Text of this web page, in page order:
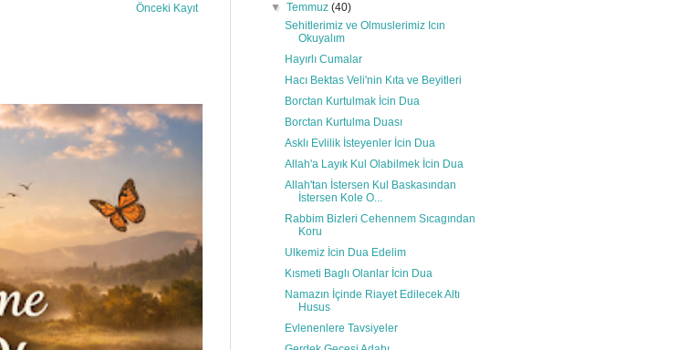
Önceki Kayıt
▼Temmuz(40)
Sehitlerimiz ve Olmuslerimiz Icın
Okuyalım
Hayırlı Cumalar
Hacı Bektas Veli'nin Kıta ve Beyitleri
Borctan Kurtulmak İcin Dua
Borctan Kurtulma Duası
Asklı Evlilik İsteyenler İcin Dua
Allah'a Layık Kul Olabilmek İcin Dua
Allah'tan İstersen Kul Baskasından
İstersen Kole O...
Rabbim Bizleri Cehennem Sıcagından
Koru
Ulkemiz İcin Dua Edelim
Kısmeti Baglı Olanlar İcin Dua
Namazın İçinde Riayet Edilecek Altı
Husus
Evlenenlere Tavsiyeler